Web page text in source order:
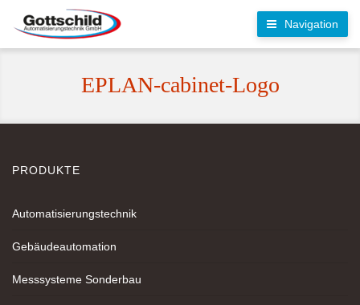
Navigation
EPLAN-cabinet-Logo
PRODUKTE
Automatisierungstechnik
Gebäudeautomation
Messsysteme Sonderbau